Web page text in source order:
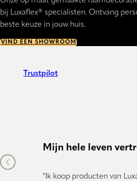
bij Luxaflex® specialisten. Ontvang
beste keuze in jouw huis.
VIND EEN SHOWROOM
Trustpilot
Mijn hele leven
"Ik koop producten van
Previous item